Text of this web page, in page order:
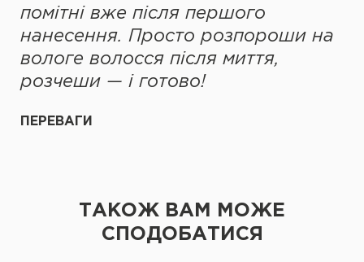
помітні вже після першого
нанесення. Просто розпороши на
вологе волосся після миття,
розчеши — і готово!
ПЕРЕВАГИ
ТАКОЖ ВАМ МОЖЕ
СПОДОБАТИСЯ